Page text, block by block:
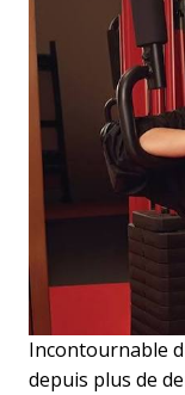
Incontournable
depuis plus de